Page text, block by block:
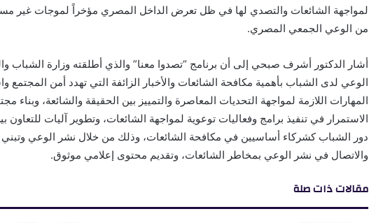
لمواجهة الشائعات والتصدي لها في ظل تعرض الداخل المصري مؤخراً لموجات غير
من الوعي الجمعي المصري.
أشار الدكتور أشرف صبحي إلى أن برنامج “تصدوا معنا” والذي أطلقته وزارة الشباب
الوعي لدى الشباب بأهمية مكافحة الشائعات والأخبار الزائفة التي تهدد أمن المجتمع
المهارات اللازمة لمواجهة التحديات المعاصرة والتمييز بين الحقيقة والشائعة،
الاستمرار في تنفيذ برامج وفعاليات توعوية لمواجهة الشائعات، وتطوير آليات
دور الشباب كشركاء أساسيين في مكافحة الشائعات، وذلك من خلال نشر الوعي وتبني
والاتصال في نشر الوعي بمخاطر الشائعات، وتقديم محتوى إعلامي موثوق.
مقالات ذات صلة